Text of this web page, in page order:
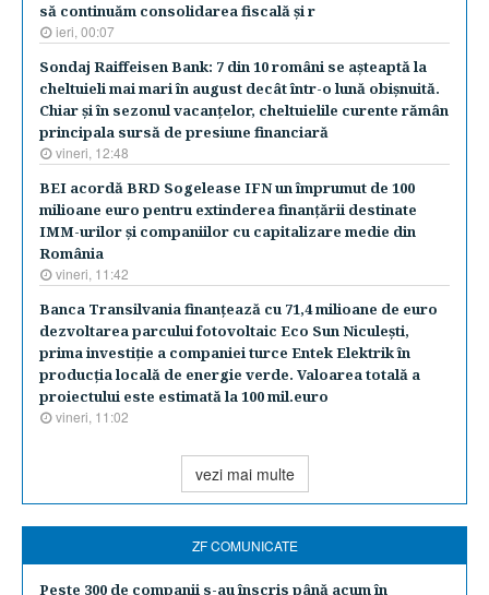
să continuăm consolidarea fiscală şi r
ieri, 00:07
Sondaj Raiffeisen Bank: 7 din 10 români se aşteaptă la
cheltuieli mai mari în august decât într-o lună obişnuită.
Chiar şi în sezonul vacanţelor, cheltuielile curente rămân
principala sursă de presiune financiară
vineri, 12:48
BEI acordă BRD Sogelease IFN un împrumut de 100
milioane euro pentru extinderea finanţării destinate
IMM-urilor şi companiilor cu capitalizare medie din
România
vineri, 11:42
Banca Transilvania finanţează cu 71,4 milioane de euro
dezvoltarea parcului fotovoltaic Eco Sun Niculeşti,
prima investiţie a companiei turce Entek Elektrik în
producţia locală de energie verde. Valoarea totală a
proiectului este estimată la 100 mil.euro
vineri, 11:02
vezi mai multe
ZF COMUNICATE
Peste 300 de companii s-au înscris până acum în